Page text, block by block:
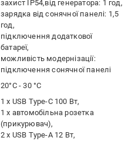
захист IP54 від генератора: 1 год
зарядка від сонячної панелі: 1,5
год
підключення додаткової
батареї
можливість модернізації:
підключення сонячної панелі
20°С - 30 °C
1 x USB Type-C 100 Вт
1 x автомобільна розетка
(прикурювач)
2 x USB Type-A 12 Вт